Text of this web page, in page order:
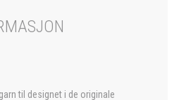
til designet i de originale